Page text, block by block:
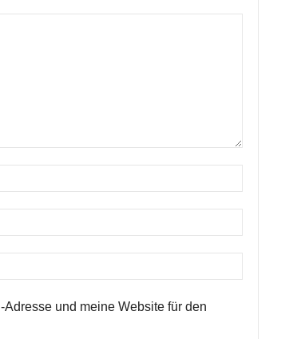
und meine Website für den